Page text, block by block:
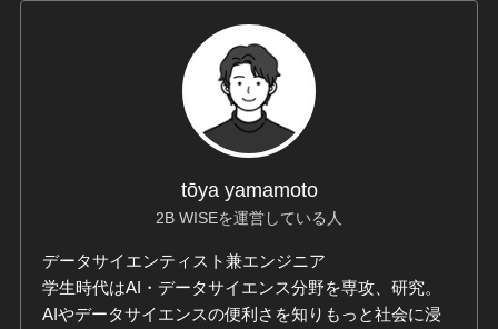
tōya yamamoto
2B WISEを運営している人
データサイエンティスト兼エンジニア
学生時代はAI・データサイエンス分野を専攻、研究。
AIやデータサイエンスの便利さを知りもっと社会に浸